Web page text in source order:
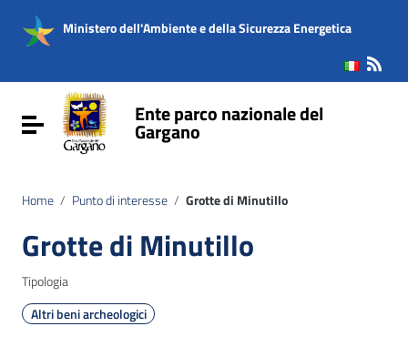
Vai al menu di navigazione
Vai al footer
Ministero dell'Ambiente e della Sicurezza Energetica
Attiva / disattiva la navigazioneEnte parco nazionale del
Gargano
Home / Punto di interesse / Grotte di Minutillo
Grotte di Minutillo
Tipologia
Altri beni archeologici